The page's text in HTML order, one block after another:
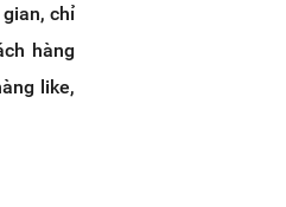
chỉ
hàng
like,